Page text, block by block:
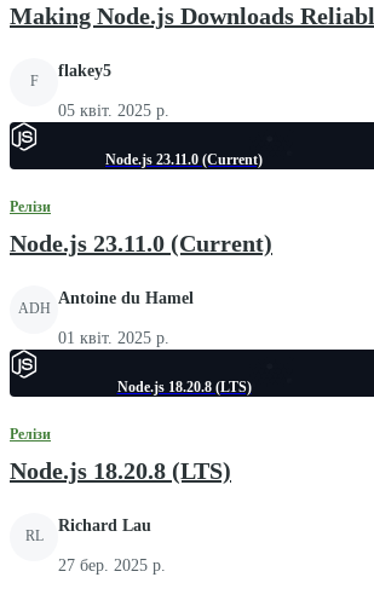
Making Node.js Downloads
F
flakey5
05 квіт. 2025 р.
Node.js 23.11.0 (Current)
Релізи
Node.js 23.11.0 (Current)
ADH
Antoine du Hamel
01 квіт. 2025 р.
Node.js 18.20.8 (LTS)
Релізи
Node.js 18.20.8 (LTS)
RL
Richard Lau
27 бер. 2025 р.